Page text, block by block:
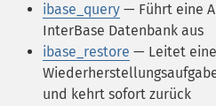
ibase_query — Führt eine
InterBase Datenbank aus
ibase_restore — Leitet eine
und kehrt sofort zurück